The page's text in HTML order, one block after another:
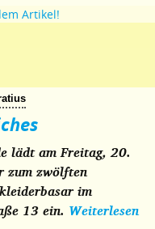
Artikel!
lädt am Freitag, 20.
zum zwölften
im
13 ein. Weiterlesen